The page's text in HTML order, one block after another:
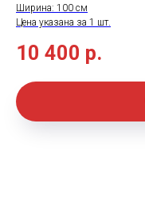
Ширина: 100 см
Цена указана за 1 шт.
10 400 р.